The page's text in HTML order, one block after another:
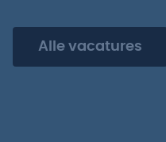
Alle vacatures